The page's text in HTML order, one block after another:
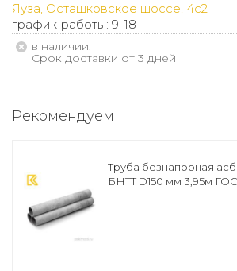
Яуза, Осташковское шоссе, 4с2
график работы: 9-18
В наличии.
Срок доставки от 3 дней
Рекомендуем
Труба безнапорная
БНТТ D150 мм 3,95м